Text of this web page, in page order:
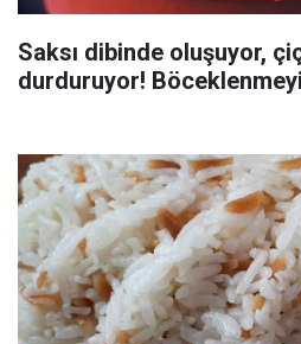
Saksı dibinde oluşuyor,
durduruyor!